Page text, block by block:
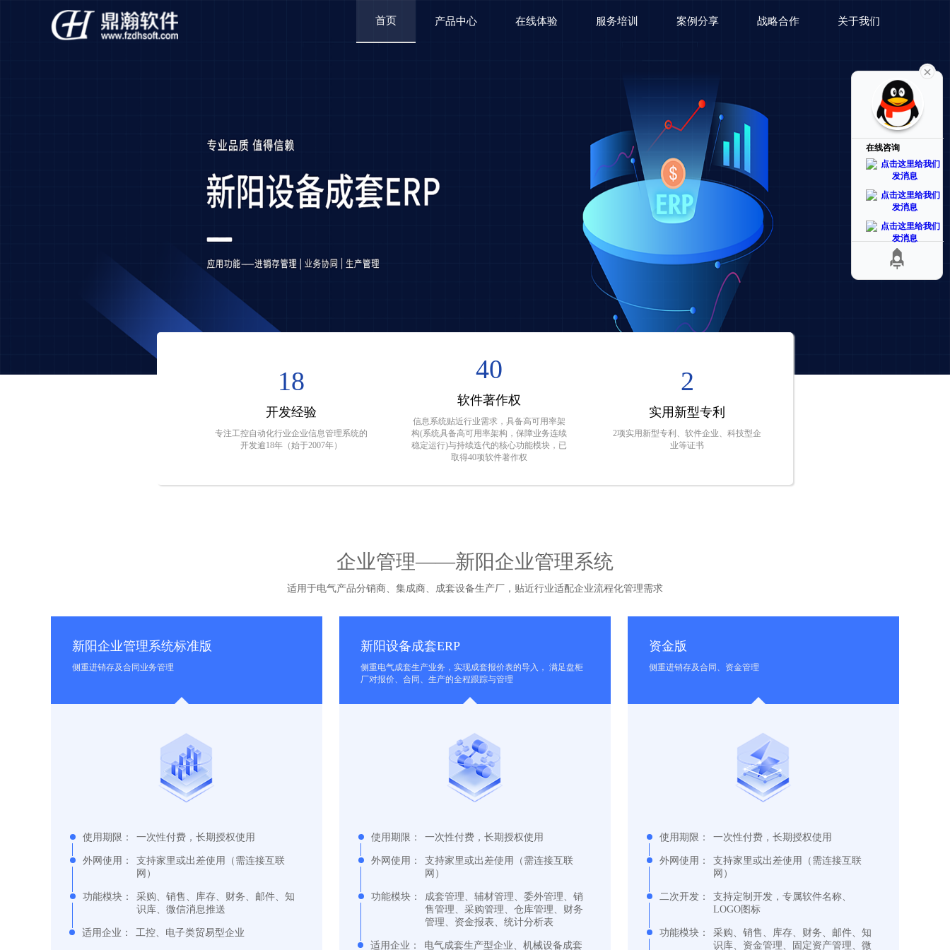
首页 产品中心 在线体验 服务培训 案例分享 战略合作 关于我们
18
开发经验
专注工控自动化行业企业信息管理系统的
开发逾18年（始于2007年）
40
软件著作权
信息系统贴近行业需求，具备高可用率架
构(系统具备高可用率架构，保障业务连续
稳定运行)与持续迭代的核心功能模块，已
取得40项软件著作权
2
实用新型专利
2项实用新型专利、软件企业、科技型企
业等证书
企业管理——新阳企业管理系统
适用于电气产品分销商、集成商、成套设备生产厂，贴近行业适配企业流程化管理需求
新阳企业管理系统标准版
侧重进销存及合同业务管理
使用期限： 一次性付费，长期授权使用
外网使用：
支持家里或出差使用（需连接互联
网）
功能模块：
采购、销售、库存、财务、邮件、知
识库、微信消息推送
适用企业： 工控、电子类贸易型企业
新阳设备成套ERP
侧重电气成套生产业务，实现成套报价表的导入， 满足盘柜
厂对报价、合同、生产的全程跟踪与管理
使用期限： 一次性付费，长期授权使用
外网使用：
支持家里或出差使用（需连接互联
网）
功能模块：
成套管理、辅材管理、委外管理、销
售管理、采购管理、仓库管理、财务
管理、资金报表、统计分析表
适用企业： 电气成套生产型企业、机械设备成套
资金版
侧重进销存及合同、资金管理
使用期限： 一次性付费，长期授权使用
外网使用：
支持家里或出差使用（需连接互联
网）
二次开发：
支持定制开发，专属软件名称、
LOGO图标
功能模块：
采购、销售、库存、财务、邮件、知
识库、资金管理、固定资产管理、微
在线咨询